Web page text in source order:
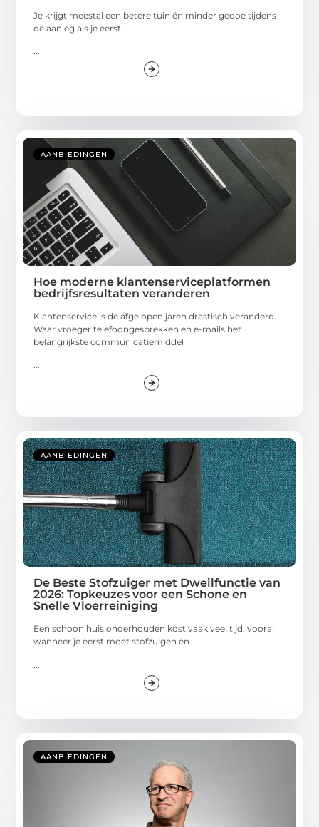
Je krijgt meestal een betere tuin én minder gedoe tijdens
de aanleg als je eerst
AANBIEDINGEN
Hoe moderne klantenserviceplatformen
bedrijfsresultaten veranderen
Klantenservice is de afgelopen jaren drastisch veranderd.
Waar vroeger telefoongesprekken en e-mails het
belangrijkste communicatiemiddel
...
AANBIEDINGEN
De Beste Stofzuiger met Dweilfunctie van
2026: Topkeuzes voor een Schone en
Snelle Vloerreiniging
Een schoon huis onderhouden kost vaak veel tijd, vooral
wanneer je eerst moet stofzuigen en
AANBIEDINGEN